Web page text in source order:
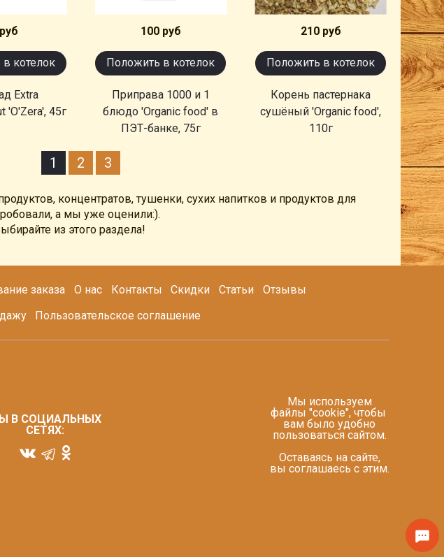
котелок
Extra
'O'Zera', 45г
100 руб
Положить в котелок
Приправа 1000 и 1
блюдо 'Organic food' в
ПЭТ-банке, 75г
210 руб
Положить в котелок
Корень пастернака
сушёный 'Organic food',
110г
1 2 3
концентратов, тушенки, сухих напитков и продуктов для
а мы уже оценили:).
из этого раздела!
заказа О нас Контакты Скидки Статьи
Отзывы
Пользовательское соглашение
В СОЦИАЛЬНЫХ
СЕТЯХ:
Мы используем
файлы "cookie", чтобы
вам было удобно
пользоваться сайтом.
Оставаясь на сайте,
вы соглашаесь с этим.